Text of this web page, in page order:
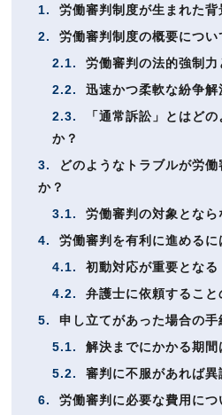
1.
労働審判制度が生まれた背
2.
労働審判制度の概要につい
2.1.
労働審判の法的強制力
2.2.
迅速かつ柔軟な紛争解
2.3.
「通常訴訟」とはど
か？
3.
どのようなトラブルが労
か？
3.1.
労働審判の対象となら
4.
労働審判を有利に進めるに
4.1.
初動対応が重要となる
4.2.
弁護士に依頼すること
5.
申し立てがあった場合の手
5.1.
解決までにかかる期間
5.2.
審判に不服があれば
6.
労働審判に必要な費用につ